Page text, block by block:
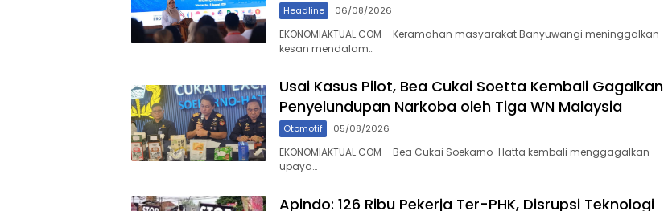
Headline 06/08/2026
EKONOMIAKTUAL.COM – Keramahan masyarakat Banyuwangi meninggalkan
kesan mendalam…
Usai Kasus Pilot, Bea Cukai Soetta Kembali Gagalkan
Penyelundupan Narkoba oleh Tiga WN Malaysia
Otomotif 05/08/2026
EKONOMIAKTUAL.COM – Bea Cukai Soekarno-Hatta kembali menggagalkan
upaya…
Apindo: 126 Ribu Pekerja Ter-PHK, Disrupsi Teknologi